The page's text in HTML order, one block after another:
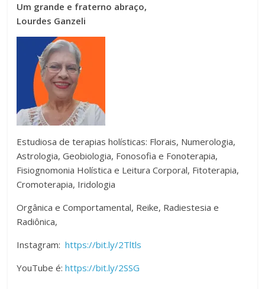
Um grande e fraterno abraço,
Lourdes Ganzeli
Estudiosa de terapias holísticas: Florais, Numerologia,
Astrologia, Geobiologia, Fonosofia e Fonoterapia,
Fisiognomonia Holística e Leitura Corporal, Fitoterapia,
Cromoterapia, Iridologia
Orgânica e Comportamental, Reike, Radiestesia e
Radiônica,
Instagram:https://bit.ly/2Tltls
YouTube é:https://bit.ly/2SSG